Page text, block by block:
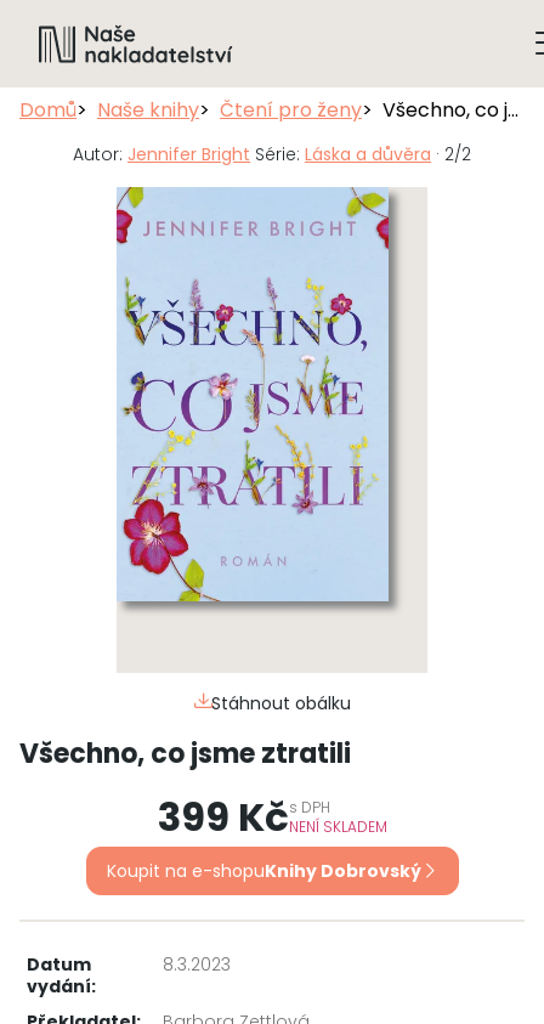
Domů Naše knihy Čtení pro ženy Všechno, co jsme ztratili
Autor: Jennifer Bright Série: Láska a důvěra · 2/2
Stáhnout obálku
Všechno, co jsme ztratili
399 Kčs DPH
NENÍ SKLADEM
Koupit na e-shopuKnihy Dobrovský
Datum
vydání:
8.3.2023